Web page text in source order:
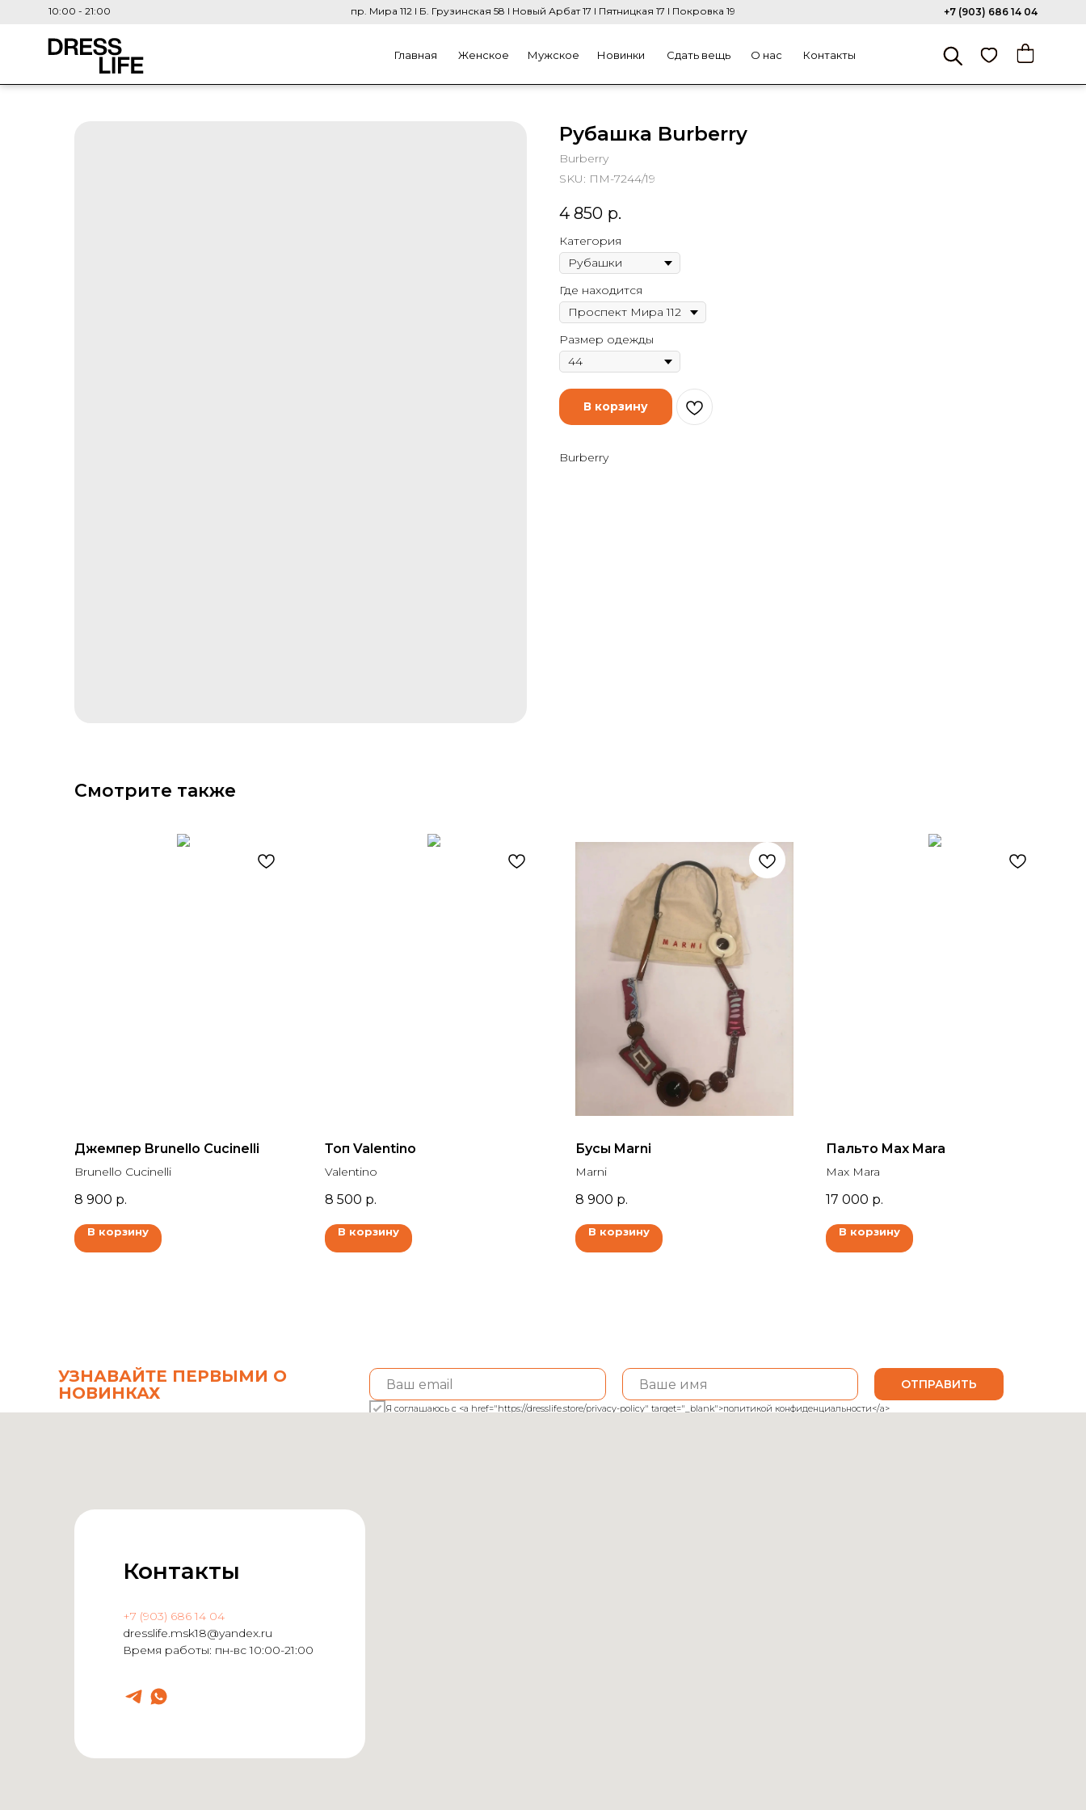
Главная Женское Мужское Новинки Сдать вещь О нас Контакты
10:00 - 21:00 пр. Мира 112 I Б. Грузинская 58 I Новый Арбат 17 I Пятницкая 17 I Покровка 19 +7 (903) 686 14 04
Рубашка Burberry
Burberry
SKU: ПМ-7244/19
4 850 р.
Категория
Где находится
Размер одежды
В корзину
Burberry
Смотрите также
Джемпер Brunello Cucinelli
Brunello Cucinelli
8 900 р.
В корзину
Топ Valentino
Valentino
8 500 р.
В корзину
Бусы Marni
Marni
8 900 р.
В корзину
Пальто Max Mara
Max Mara
17 000 р.
В корзину
Я соглашаюсь с <a href="https://dresslife.store/privacy-policy" target="_blank">политикой конфиденциальности</a>
ОТПРАВИТЬ
УЗНАВАЙТЕ ПЕРВЫМИ О
НОВИНКАХ
Контакты
+7 (903) 686 14 04
dresslife.msk18@yandex.ru
Время работы: пн-вс 10:00-21:00